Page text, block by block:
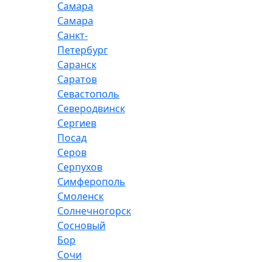
Самара
Самара
Санкт-
Петербург
Саранск
Саратов
Севастополь
Северодвинск
Сергиев
Посад
Серов
Серпухов
Симферополь
Смоленск
Солнечногорск
Сосновый
Бор
Сочи